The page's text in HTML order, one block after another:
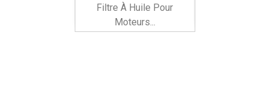
Filtre À Huile Pour
Moteurs...